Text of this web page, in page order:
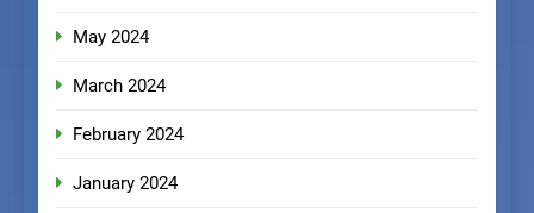
May 2024
March 2024
February 2024
January 2024